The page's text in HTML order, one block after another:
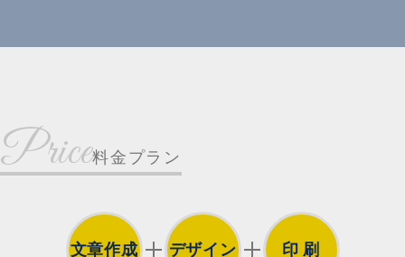
Price料金プラン
文章作成 デザイン 印 刷